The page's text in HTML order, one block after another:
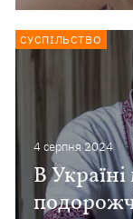
4 серпня 2024
В
СУСПІЛЬСТВО